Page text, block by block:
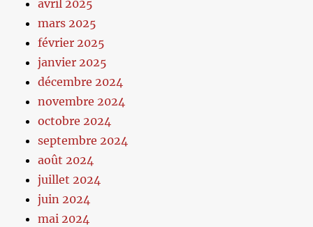
avril 2025
mars 2025
février 2025
janvier 2025
décembre 2024
novembre 2024
octobre 2024
septembre 2024
août 2024
juillet 2024
juin 2024
mai 2024